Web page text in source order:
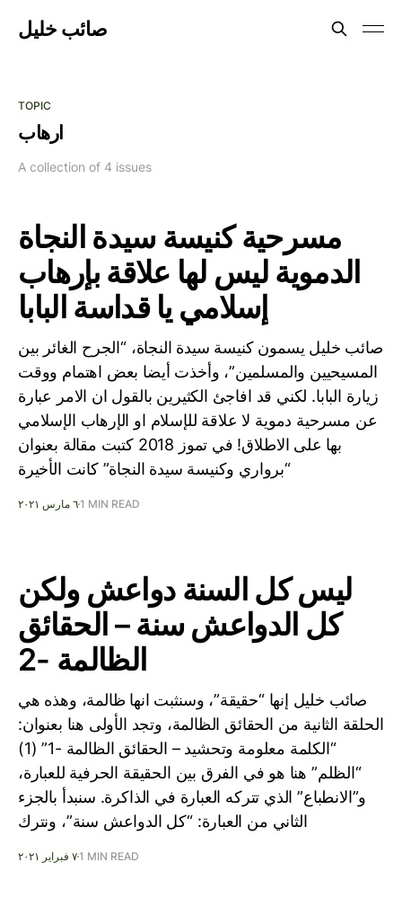
صائب خليل
TOPIC
ارهاب
A collection of 4 issues
مسرحية كنيسة سيدة النجاة
الدموية ليس لها علاقة بإرهاب
إسلامي يا قداسة البابا
صائب خليل يسمون كنيسة سيدة النجاة، “الجرح الغائر بين
المسيحيين والمسلمين”، وأخذت أيضا بعض اهتمام ووقت
زيارة البابا. لكني قد افاجئ الكثيرين بالقول ان الامر عبارة
عن مسرحية دموية لا علاقة للإسلام او الإرهاب الإسلامي
بها على الاطلاق! في تموز 2018 كتبت مقالة بعنوان
“برواري وكنيسة سيدة النجاة” كانت الأخيرة
٦ مارس ٢٠٢١1 MIN READ
ليس كل السنة دواعش ولكن
كل الدواعش سنة – الحقائق
الظالمة -2
صائب خليل إنها “حقيقة”، وسنثبت انها ظالمة، وهذه هي
الحلقة الثانية من الحقائق الظالمة، وتجد الأولى هنا بعنوان:
“الكلمة معلومة وتحشيد – الحقائق الظالمة -1” (1)
“الظلم” هنا هو في الفرق بين الحقيقة الحرفية للعبارة،
و”الانطباع” الذي تتركه العبارة في الذاكرة. سنبدأ بالجزء
الثاني من العبارة: “كل الدواعش سنة”، ونترك
٧ فبراير ٢٠٢١1 MIN READ